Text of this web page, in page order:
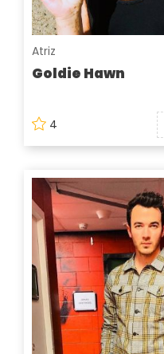
Atriz
Goldie Hawn
4